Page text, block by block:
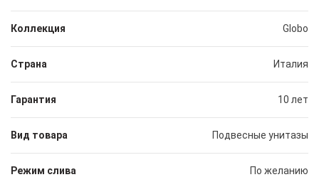
Коллекция Globo
Страна Италия
Гарантия 10 лет
Вид товара Подвесные унитазы
Режим слива По желанию